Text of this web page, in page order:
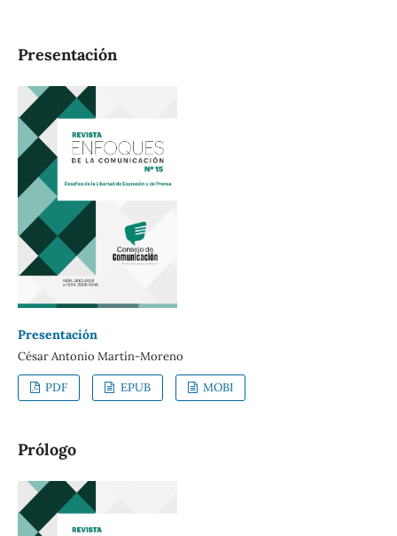
Presentación
Presentación
César Antonio Martín-Moreno
PDF EPUB MOBI
Prólogo